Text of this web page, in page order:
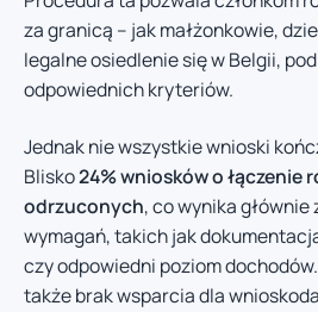
za granicą – jak małżonkowie,
legalne osiedlenie się w Belgii,
odpowiednich kryteriów.
Jednak nie wszystkie wnioski
Blisko24% wniosków o łączenie
odrzuconych, co wynika
wymagań, takich jak
czy odpowiedni poziom
także brak wsparcia dla